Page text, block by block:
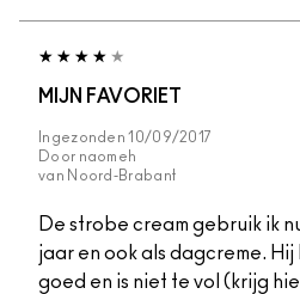
MIJN FAVORIET
Ingezonden10/09/2017
Door naomeh
van Noord-Brabant
De strobe cream gebruik ik
jaar en ook als dagcreme.
goed en is niet te vol (krijg